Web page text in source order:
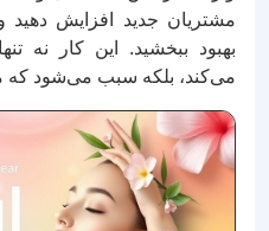
مشتریان جدید افزایش دهید
بهبود ببخشید. این کار نه
می‌کند، بلکه سبب می‌شود که